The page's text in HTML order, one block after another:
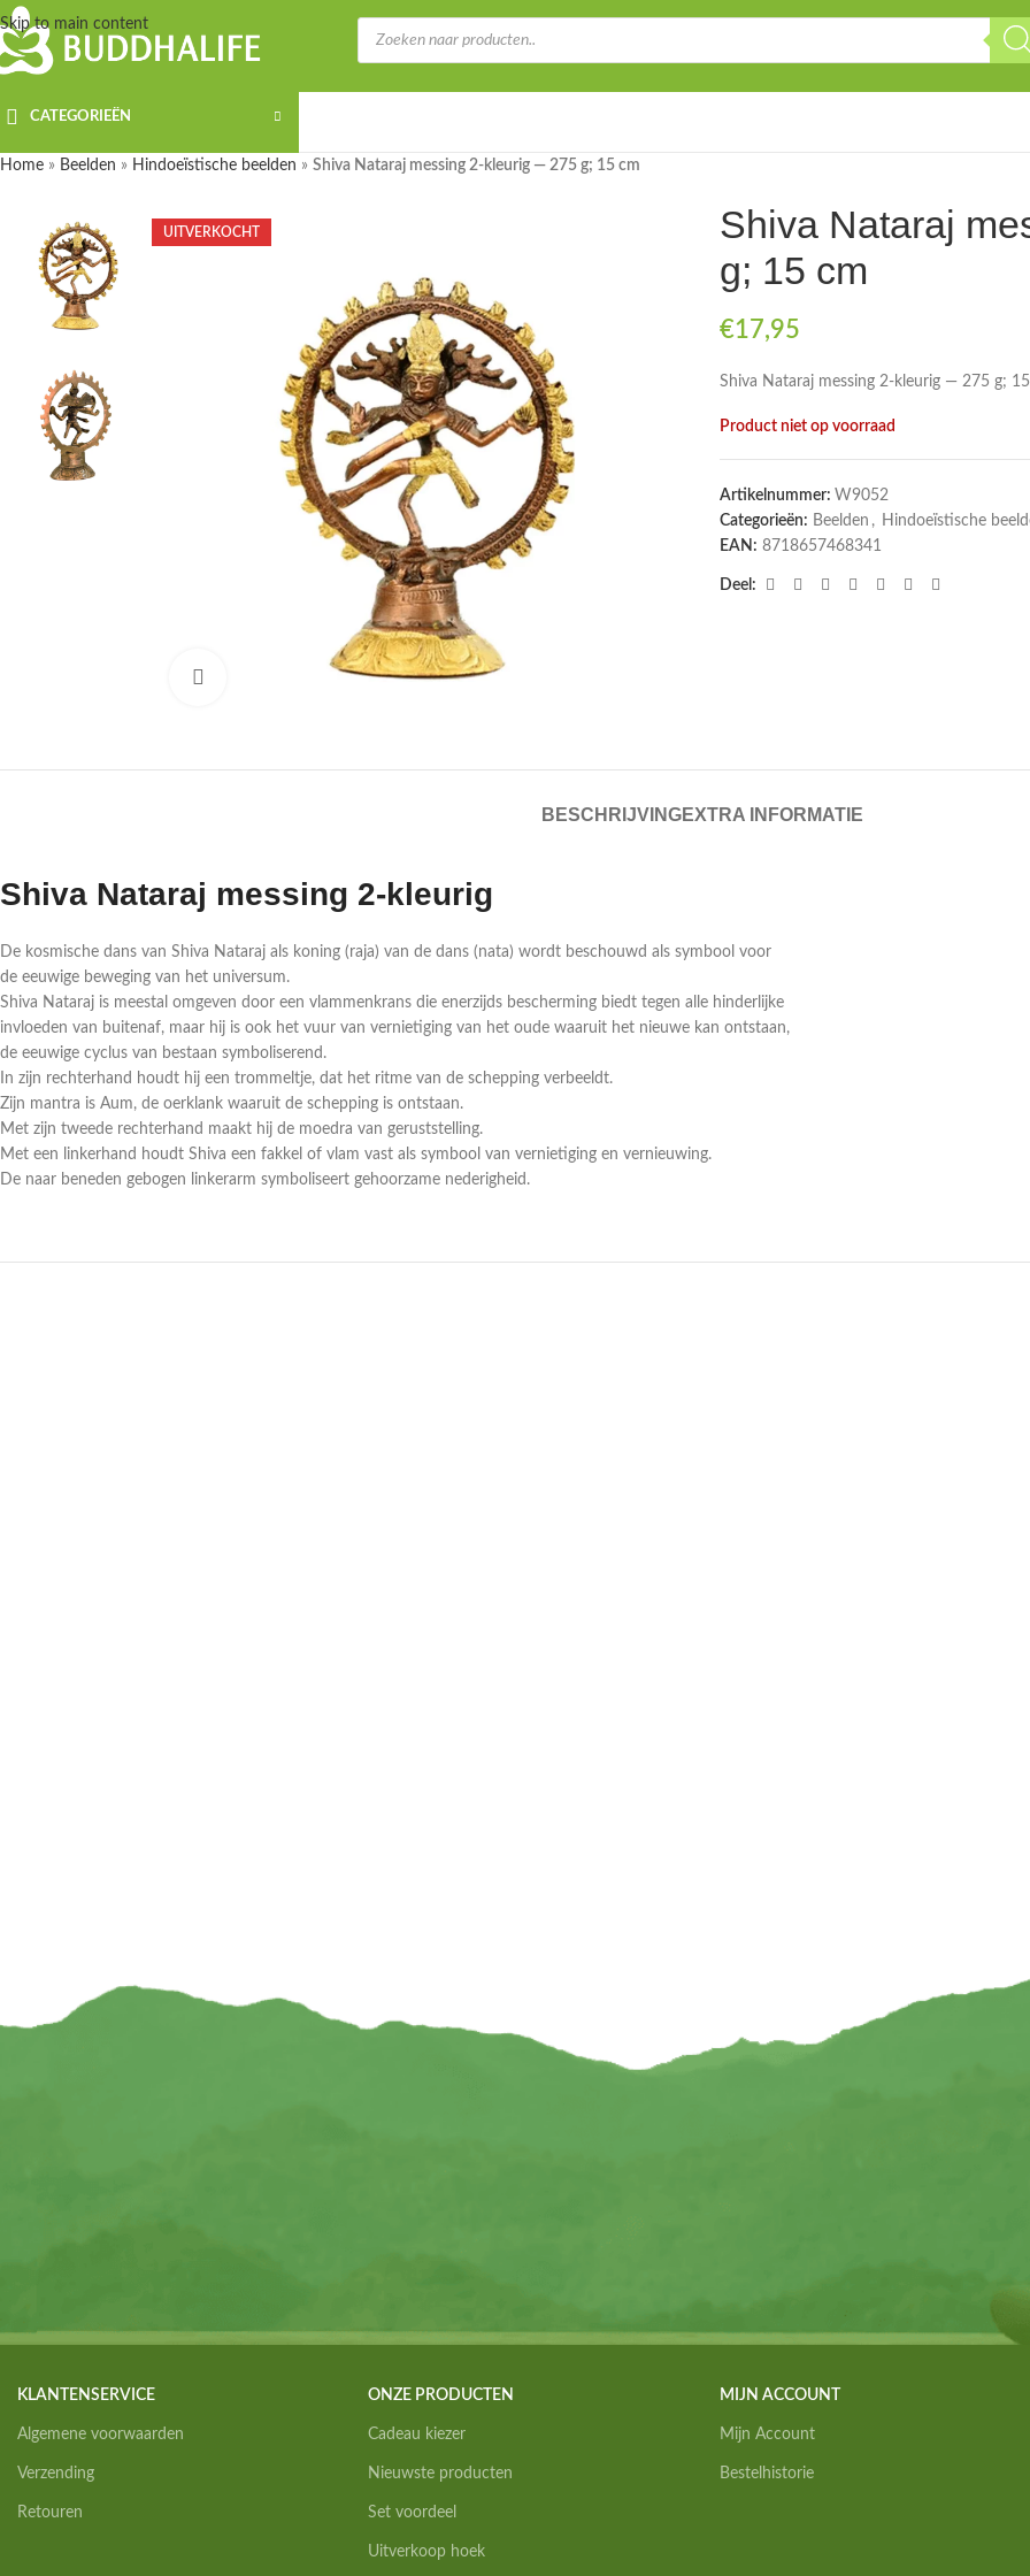
Skip to main content
CATEGORIEËN
Home » Beelden » Hindoeïstische beelden » Shiva Nataraj messing 2-kleurig — 275 g; 15 cm
UITVERKOCHT
Druk om te vergroten
Shiva Nataraj
g; 15 cm
€17,95
Shiva Nataraj messing 2-kleurig — 275 g;
Product niet op voorraad
Artikelnummer: W9052
Categorieën: Beelden , Hindoeïstische
EAN: 8718657468341
Deel:
BESCHRIJVINGEXTRA INFORMATIE
Shiva Nataraj messing 2-kleurig
De kosmische dans van Shiva Nataraj als koning (raja) van de dans (nata) wordt beschouwd als symbool voor
de eeuwige beweging van het universum.
Shiva Nataraj is meestal omgeven door een vlammenkrans die enerzijds bescherming biedt tegen alle hinderlijke
invloeden van buitenaf, maar hij is ook het vuur van vernietiging van het oude waaruit het nieuwe kan ontstaan,
de eeuwige cyclus van bestaan symboliserend.
In zijn rechterhand houdt hij een trommeltje, dat het ritme van de schepping verbeeldt.
Zijn mantra is Aum, de oerklank waaruit de schepping is ontstaan.
Met zijn tweede rechterhand maakt hij de moedra van geruststelling.
Met een linkerhand houdt Shiva een fakkel of vlam vast als symbool van vernietiging en vernieuwing.
De naar beneden gebogen linkerarm symboliseert gehoorzame nederigheid.
KLANTENSERVICE
Algemene voorwaarden
Verzending
Retouren
ONZE PRODUCTEN
Cadeau kiezer
Nieuwste producten
Set voordeel
Uitverkoop hoek
MIJN ACCOUNT
Mijn Account
Bestelhistorie